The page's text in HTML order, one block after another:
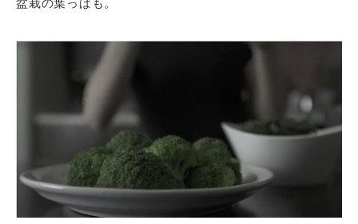
盆栽の葉っぱも。